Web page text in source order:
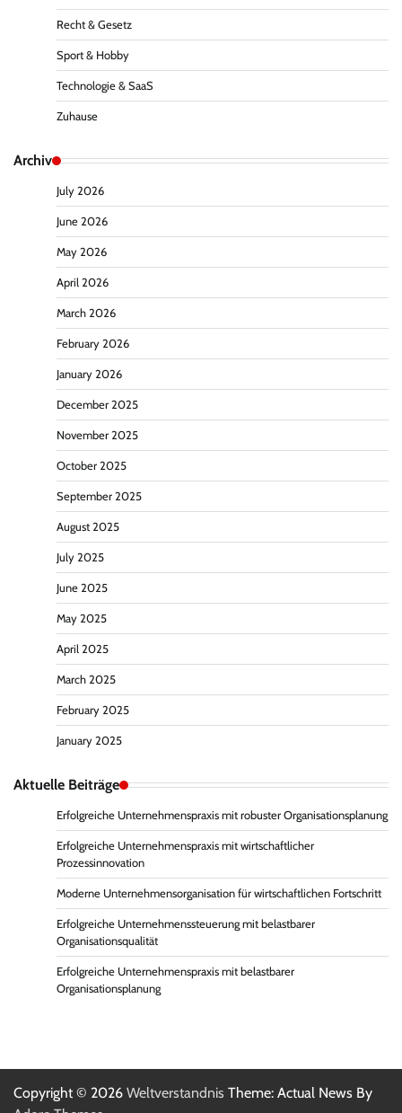
Recht & Gesetz
Sport & Hobby
Technologie & SaaS
Zuhause
Archiv
July 2026
June 2026
May 2026
April 2026
March 2026
February 2026
January 2026
December 2025
November 2025
October 2025
September 2025
August 2025
July 2025
June 2025
May 2025
April 2025
March 2025
February 2025
January 2025
Aktuelle Beiträge
Erfolgreiche Unternehmenspraxis mit robuster Organisationsplanung
Erfolgreiche Unternehmenspraxis mit wirtschaftlicher
Prozessinnovation
Moderne Unternehmensorganisation für wirtschaftlichen Fortschritt
Erfolgreiche Unternehmenssteuerung mit belastbarer
Organisationsqualität
Erfolgreiche Unternehmenspraxis mit belastbarer
Organisationsplanung
Copyright © 2026 Weltverstandnis Theme: Actual News By